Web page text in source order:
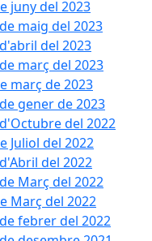
juny del 2023
maig del 2023
del 2023
març del 2023
març de 2023
gener de 2023
del 2022
Juliol del 2022
del 2022
Març del 2022
Març del 2022
febrer del 2022